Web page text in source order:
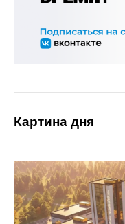
Картина дня